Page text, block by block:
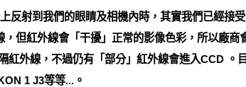
反射到我們的眼睛及相機內時，其實我們已經接
但紅外線會「干擾」正常的影像色彩，所以廠商
紅外線，不過仍有「部分」紅外線會進入CCD 。
1 J3等等...。